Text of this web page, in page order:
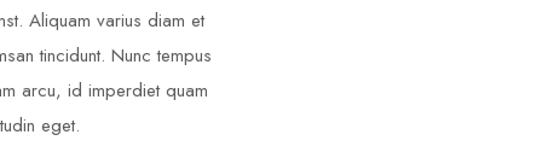
Aliquam varius diam et
tincidunt. Nunc tempus
arcu, id imperdiet quam
eget.